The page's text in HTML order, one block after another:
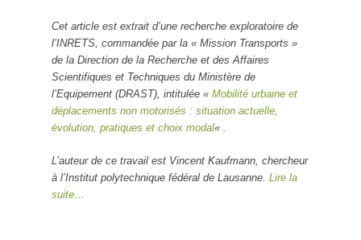
Cet article est extrait d’une recherche exploratoire de
l’INRETS, commandée par la « Mission Transports »
de la Direction de la Recherche et des Affaires
Scientifiques et Techniques du Ministère de
l’Equipement (DRAST), intitulée « Mobilité urbaine et
déplacements non motorisés : situation actuelle,
évolution, pratiques et choix modal« .
L’auteur de ce travail est Vincent Kaufmann, chercheur
à l’Institut polytechnique fédéral de Lausanne. Lire la
suite…